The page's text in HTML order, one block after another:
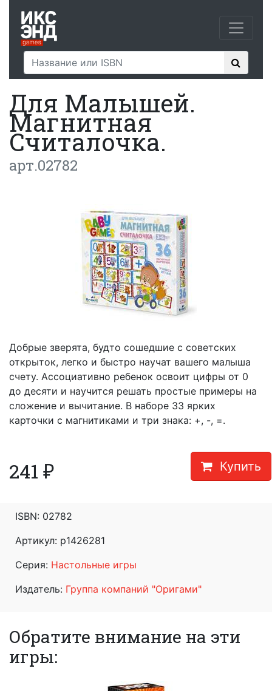
Для Малышей.
Магнитная
Считалочка.
арт.02782
Добрые зверята, будто сошедшие с советских
открыток, легко и быстро научат вашего малыша
счету. Ассоциативно ребенок освоит цифры от 0
до десяти и научится решать простые примеры на
сложение и вычитание. В наборе 33 ярких
карточки с магнитиками и три знака: +, -, =.
241 ₽ Купить
ISBN: 02782
Артикул: p1426281
Серия: Настольные игры
Издатель: Группа компаний "Оригами"
Обратите внимание на эти
игры: